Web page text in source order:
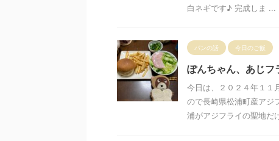
白ネギです♪ 完成しま ...
パンの話 今日のご飯
ぽんちゃん、あじフ
今日は、２０２４年１１
ので長崎県松浦町産アジ
浦がアジフライの聖地だ